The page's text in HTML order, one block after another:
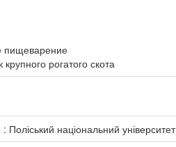
пищеварение
рогатого скота
національний університет